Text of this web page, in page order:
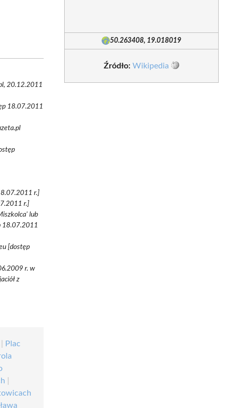
20.12.2011
18.07.2011
r.]
r.]
lub
18.07.2011
[dostęp
r. w
z
Plac
50.263408, 19.018019
Źródło: Wikipedia